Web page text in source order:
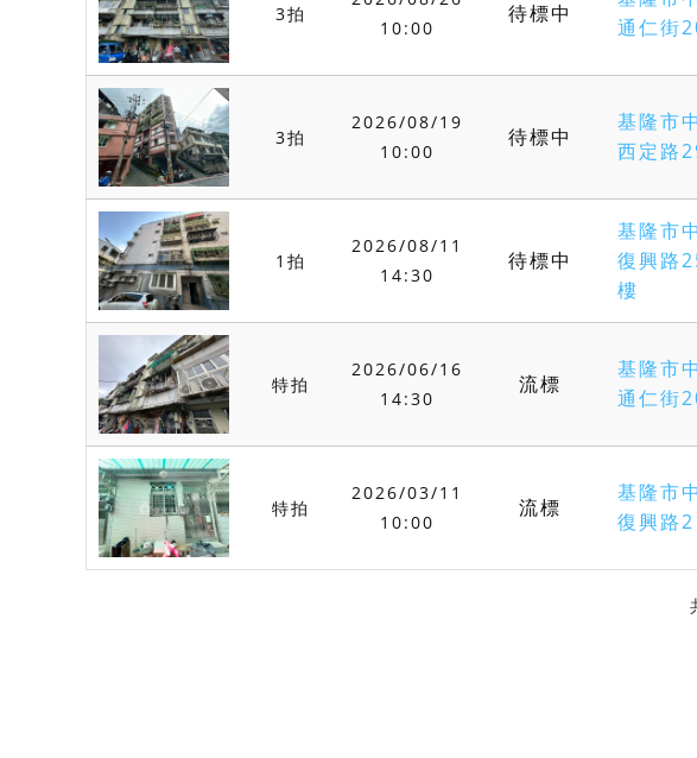
3拍
10:00
待標中
通仁街
3拍
2026/08/19
10:00
待標中
基隆市
西定路
1拍
2026/08/11
14:30
待標中
基隆市
復興路
樓
特拍
2026/06/16
14:30
流標
基隆市
通仁街
特拍
2026/03/11
10:00
流標
基隆市
復興路